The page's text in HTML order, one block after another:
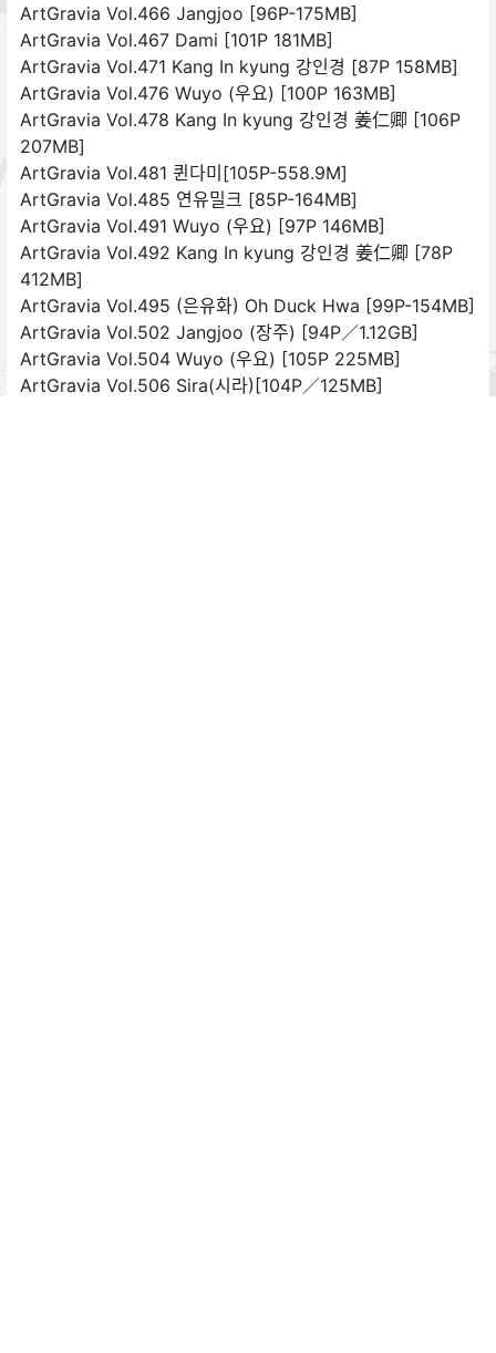
ArtGravia Vol.466 Jangjoo [96P-175MB]
ArtGravia Vol.467 Dami [101P 181MB]
ArtGravia Vol.471 Kang In kyung 강인경 [87P 158MB]
ArtGravia Vol.476 Wuyo (우요) [100P 163MB]
ArtGravia Vol.478 Kang In kyung 강인경 姜仁卿 [106P
207MB]
ArtGravia Vol.481 퀸다미[105P-558.9M]
ArtGravia Vol.485 연유밀크 [85P-164MB]
ArtGravia Vol.491 Wuyo (우요) [97P 146MB]
ArtGravia Vol.492 Kang In kyung 강인경 姜仁卿 [78P
412MB]
ArtGravia Vol.495 (은유화) Oh Duck Hwa [99P-154MB]
ArtGravia Vol.502 Jangjoo (장주) [94P／1.12GB]
ArtGravia Vol.504 Wuyo (우요) [105P 225MB]
ArtGravia Vol.506 Sira(시라)[104P／125MB]